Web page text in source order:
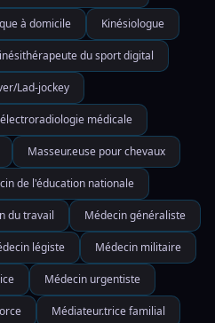
à domicile Kinésiologue
du sport digital
Lad-jockey
médicale
Masseur.euse pour chevaux
de l'éducation nationale
du travail Médecin généraliste
légiste Médecin militaire
Médecin urgentiste
Médiateur.trice familial